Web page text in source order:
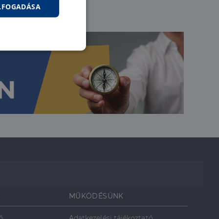
MŰKÖDÉSÜNK
való